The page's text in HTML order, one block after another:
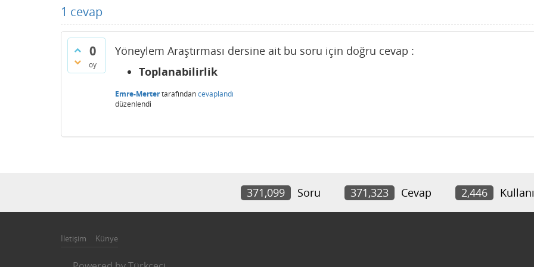
1 cevap
0
oy
Yöneylem Araştırması dersine ait bu soru için doğru cevap :
Toplanabilirlik
Emre-Mertertarafındancevaplandı
düzenlendi
371,099 Soru 371,323 Cevap 2,446
İletişim Künye